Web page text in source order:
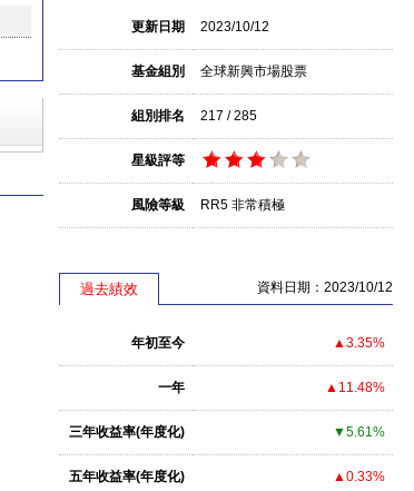
更新日期 2023/10/12
基金組別 全球新興市場股票
組別排名 217 / 285
星級評等
風險等級 RR5 非常積極
過去績效 資料日期：2023/10/12
年初至今 ▲3.35%
一年 ▲11.48%
三年收益率(年度化) ▼5.61%
五年收益率(年度化) ▲0.33%